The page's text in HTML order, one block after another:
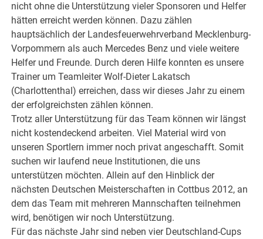
nicht ohne die Unterstützung vieler Sponsoren und Helfer
hätten erreicht werden können. Dazu zählen
hauptsächlich der Landesfeuerwehrverband Mecklenburg-
Vorpommern als auch Mercedes Benz und viele weitere
Helfer und Freunde. Durch deren Hilfe konnten es unsere
Trainer um Teamleiter Wolf-Dieter Lakatsch
(Charlottenthal) erreichen, dass wir dieses Jahr zu einem
der erfolgreichsten zählen können.
Trotz aller Unterstützung für das Team können wir längst
nicht kostendeckend arbeiten. Viel Material wird von
unseren Sportlern immer noch privat angeschafft. Somit
suchen wir laufend neue Institutionen, die uns
unterstützen möchten. Allein auf den Hinblick der
nächsten Deutschen Meisterschaften in Cottbus 2012, an
dem das Team mit mehreren Mannschaften teilnehmen
wird, benötigen wir noch Unterstützung.
Für das nächste Jahr sind neben vier Deutschland-Cups